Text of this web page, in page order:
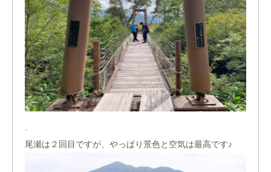
.
尾瀬は２回目ですが、やっぱり景色と空気は最高です♪